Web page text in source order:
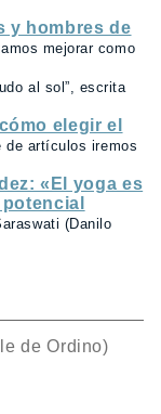
y hombres de
mejorar como
al sol”, escrita
elegir el
de artículos iremos
«El yoga es
(Danilo
de Ordino)